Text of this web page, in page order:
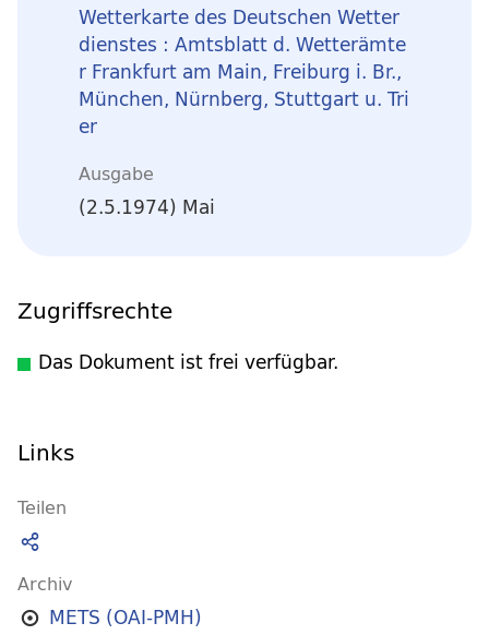
Wetterkarte des Deutschen Wetter
dienstes : Amtsblatt d. Wetterämte
r Frankfurt am Main, Freiburg i. Br.,
München, Nürnberg, Stuttgart u. Tri
er
Ausgabe
(2.5.1974) Mai
Zugriffsrechte
Das Dokument ist frei verfügbar.
Links
Teilen
Archiv
METS (OAI-PMH)